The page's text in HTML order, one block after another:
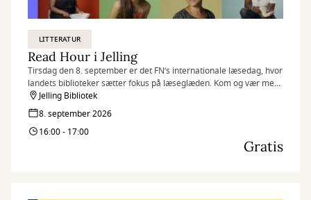
LITTERATUR
Read Hour i Jelling
Tirsdag den 8. september er det FN’s internationale læsedag, hvor
landets biblioteker sætter fokus på læseglæden. Kom og vær med,
når vi markerer dagen på flere af vores biblioteker med Read
Hour, hvor vi læser så meget, som vi kan på én time.
Jelling Bibliotek
8. september 2026
16:00 - 17:00
Gratis